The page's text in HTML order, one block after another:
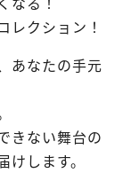
レクション！
あなたの手元
きない舞台の
します。